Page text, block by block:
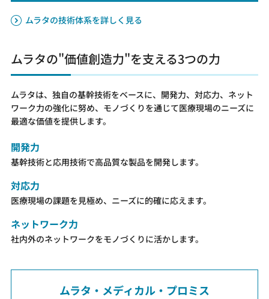
ムラタの技術体系を詳しく見る
ムラタの"価値創造力"を支える3つの力
ムラタは、独自の基幹技術をベースに、開発力、対応力、ネット
ワーク力の強化に努め、モノづくりを通じて医療現場のニーズに
最適な価値を提供します。
開発力
基幹技術と応用技術で高品質な製品を開発します。
対応力
医療現場の課題を見極め、ニーズに的確に応えます。
ネットワーク力
社内外のネットワークをモノづくりに活かします。
ムラタ・メディカル・プロミス